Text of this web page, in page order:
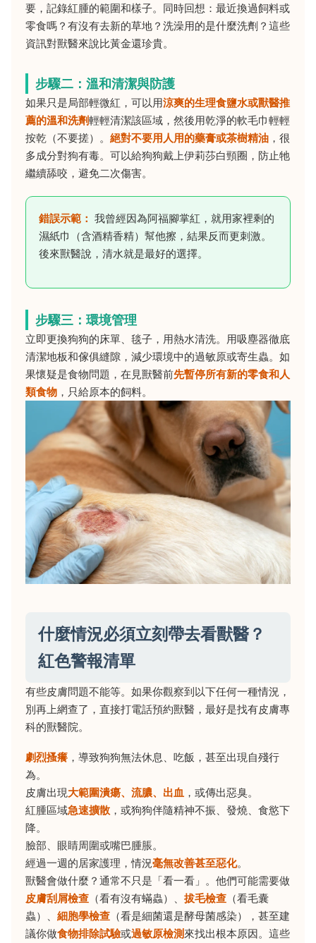
要，記錄紅腫的範圍和樣子。同時回想：最近換過飼料或
零食嗎？有沒有去新的草地？洗澡用的是什麼洗劑？這些
資訊對獸醫來說比黃金還珍貴。
步驟二：溫和清潔與防護
如果只是局部輕微紅，可以用涼爽的生理食鹽水或獸醫推
薦的溫和洗劑輕輕清潔該區域，然後用乾淨的軟毛巾輕輕
按乾（不要搓）。 絕對不要用人用的藥膏或茶樹精油 ，很
多成分對狗有毒。可以給狗狗戴上伊莉莎白頸圈，防止牠
繼續舔咬，避免二次傷害。
錯誤示範： 我曾經因為阿福腳掌紅，就用家裡剩的
濕紙巾（含酒精香精）幫他擦，結果反而更刺激。
後來獸醫說，清水就是最好的選擇。
步驟三：環境管理
立即更換狗狗的床單、毯子，用熱水清洗。用吸塵器徹底
清潔地板和傢俱縫隙，減少環境中的過敏原或寄生蟲。如
果懷疑是食物問題，在見獸醫前先暫停所有新的零食和人
類食物 ，只給原本的飼料。
什麼情況必須立刻帶去看獸醫？
紅色警報清單
有些皮膚問題不能等。如果你觀察到以下任何一種情況，
別再上網查了，直接打電話預約獸醫，最好是找有皮膚專
科的獸醫院。
劇烈搔癢 ，導致狗狗無法休息、吃飯，甚至出現自殘行
為。
皮膚出現大範圍潰瘍、流膿、出血 ，或傳出惡臭。
紅腫區域急速擴散 ，或狗狗伴隨精神不振、發燒、食慾下
降。
臉部、眼睛周圍或嘴巴腫脹。
經過一週的居家護理，情況毫無改善甚至惡化。
獸醫會做什麼？通常不只是「看一看」。他們可能需要做
皮膚刮屑檢查 （看有沒有蟎蟲）、 拔毛檢查 （看毛囊
蟲）、 細胞學檢查 （看是細菌還是酵母菌感染），甚至建
議你做食物排除試驗或過敏原檢測來找出根本原因。這些